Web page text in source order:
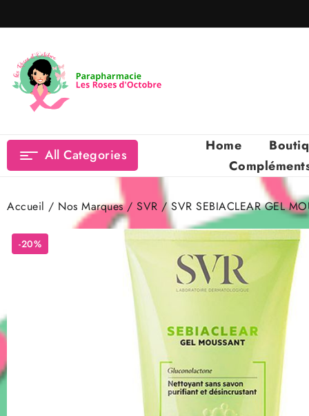
to
All Categories
Home
Accueil / Nos Marques/ SVR / SVR SEBIACLEAR GEL
-20%